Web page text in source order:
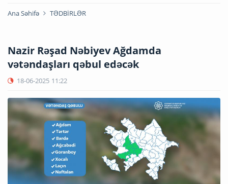
Ana Səhifə TƏDBİRLƏR
Nazir Rəşad Nəbiyev Ağdamda
vətəndaşları qəbul edəcək
18-06-2025 11:22